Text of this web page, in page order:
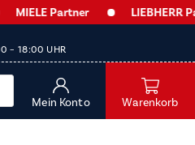
Partner LIEBHERR Partner
– 18:00 UHR
Mein Konto Warenkorb